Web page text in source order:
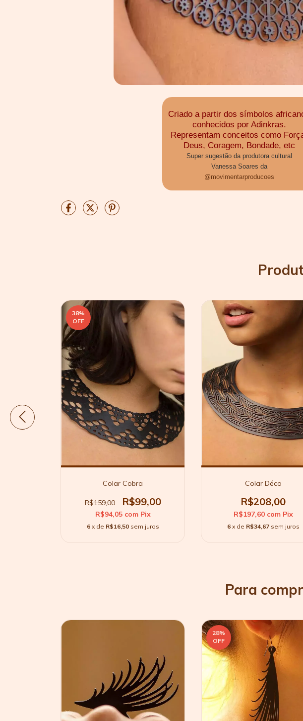
Criado a partir dos símbolos
conhecidos por Adinkras.
Representam conceitos como
Deus, Coragem, Bondade, etc
Super sugestão da produtora cultural
Vanessa Soares da
@movimentarproducoes
38%
OFF
Colar Cobra
R$159,00 R$99,00
R$94,05 com Pix
6 x de R$16,50 sem juros
Colar Déco
R$208,00
R$197,60 com Pix
6 x de R$34,67 sem juros
Para
28%
OFF